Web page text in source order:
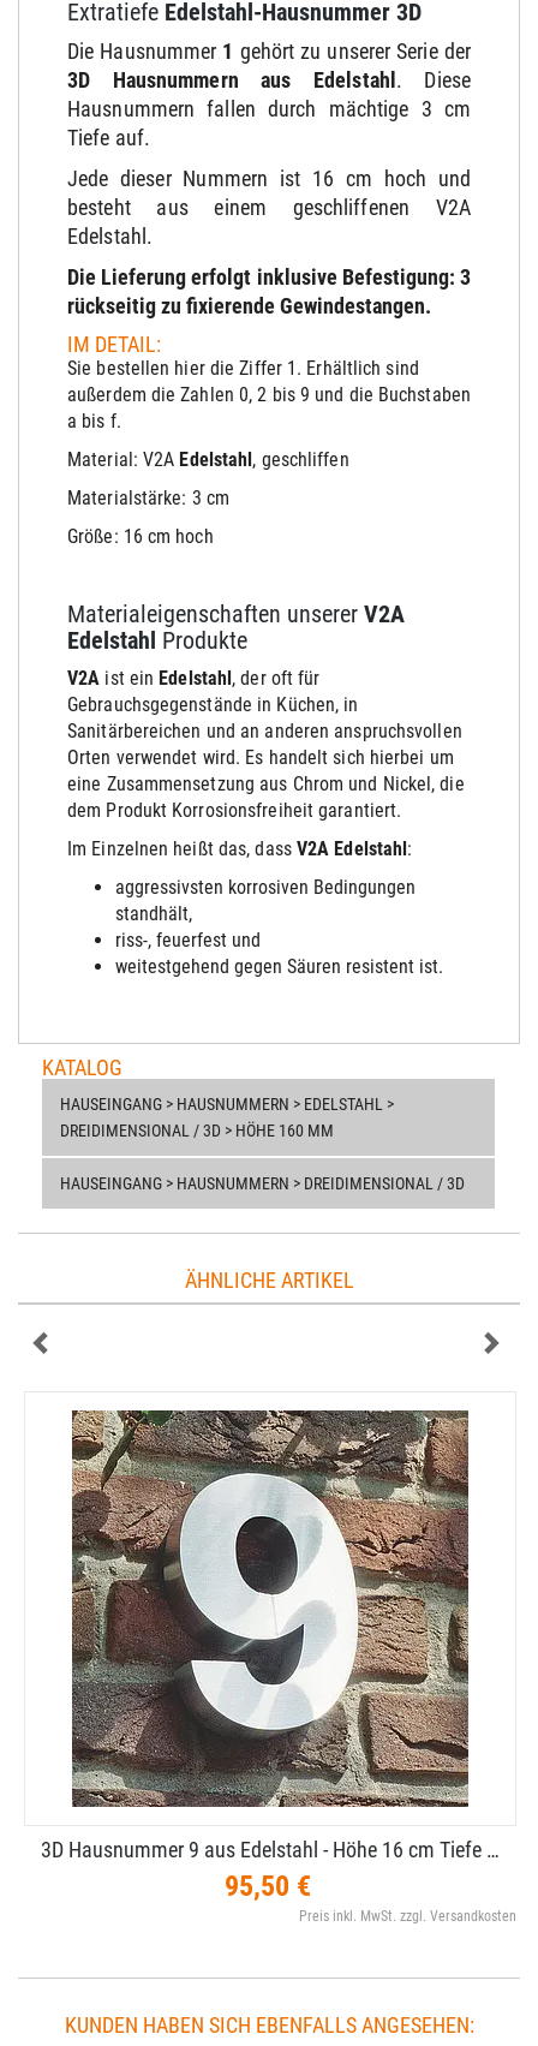
Extratiefe Edelstahl-Hausnummer 3D
Die Hausnummer 1 gehört zu unserer Serie der
3D Hausnummern
aus Edelstahl . Diese
Hausnummern fallen durch mächtige 3 cm
Tiefe auf.
Jede dieser Nummern ist 16 cm hoch und
besteht aus einem geschliffenen V2A
Edelstahl.
Die Lieferung erfolgt inklusive Befestigung: 3
rückseitig zu fixierende Gewindestangen.
IM DETAIL:
Sie bestellen hier die Ziffer 1. Erhältlich sind
außerdem die Zahlen 0, 2 bis 9 und die Buchstaben
a bis f.
Material: V2A Edelstahl, geschliffen
Materialstärke: 3 cm
Größe: 16 cm hoch
Materialeigenschaften unserer V2A
Edelstahl Produkte
V2A ist ein Edelstahl, der oft für
Gebrauchsgegenstände in Küchen, in
Sanitärbereichen und an anderen anspruchsvollen
Orten verwendet wird. Es handelt sich hierbei um
eine Zusammensetzung aus Chrom und Nickel, die
dem Produkt Korrosionsfreiheit garantiert.
Im Einzelnen heißt das, dass V2A Edelstahl:
aggressivsten korrosiven Bedingungen
standhält,
riss-, feuerfest und
weitestgehend gegen Säuren resistent ist.
KATALOG
HAUSEINGANG > HAUSNUMMERN > EDELSTAHL >
DREIDIMENSIONAL / 3D > HÖHE 160 MM
HAUSEINGANG > HAUSNUMMERN > DREIDIMENSIONAL / 3D
ÄHNLICHE ARTIKEL
3D Hausnummer 9 aus Edelstahl - Höhe 16 cm Tiefe …
95,50 €
Preis inkl. MwSt. zzgl. Versandkosten
KUNDEN HABEN SICH EBENFALLS ANGESEHEN: